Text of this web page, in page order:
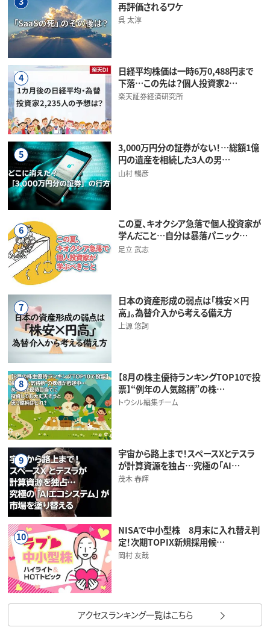
再評価されるワケ
呉 太淳
4
日経平均株価は一時6万0,488円まで
下落…この先は？個人投資家2…
楽天証券経済研究所
5
3,000万円分の証券がない！…総額1億
円の遺産を相続した3人の男…
山村 暢彦
6
この夏、キオクシア急落で個人投資家が
学んだこと…自分は暴落パニック…
足立 武志
7
日本の資産形成の弱点は「株安×円
高」。為替介入から考える備え方
上源 悠詞
8
【8月の株主優待ランキングTOP10で投
票】“例年の人気銘柄”の株…
トウシル編集チーム
9
宇宙から路上まで！スペースXとテスラ
が計算資源を独占…究極の「AI…
茂木 春輝
10
NISAで中小型株 8月末に入れ替え判
定！次期TOPIX新規採用候…
岡村 友哉
アクセスランキング一覧はこちら